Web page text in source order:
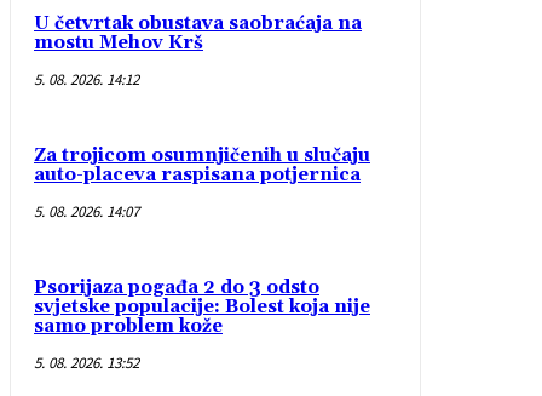
U četvrtak obustava saobraćaja na
mostu Mehov Krš
5. 08. 2026. 14:12
Za trojicom osumnjičenih u slučaju
auto-placeva raspisana potjernica
5. 08. 2026. 14:07
Psorijaza pogađa 2 do 3 odsto
svjetske populacije: Bolest koja nije
samo problem kože
5. 08. 2026. 13:52